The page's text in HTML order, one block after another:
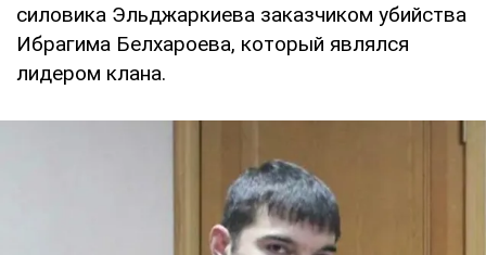
силовика Эльджаркиева заказчиком убийства
Ибрагима Белхароева, который являлся
лидером клана.